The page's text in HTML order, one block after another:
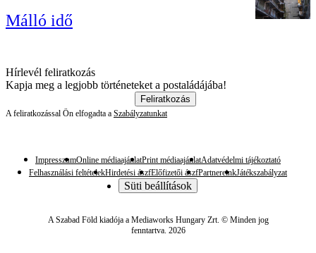
Málló idő
Hírlevél feliratkozás
Kapja meg a legjobb történeteket a postaládájába!
Feliratkozás
A feliratkozással Ön elfogadta a Szabályzatunkat
ImpresszumOnline médiaajánlatPrint médiaajánlatAdatvédelmi tájékoztató
Felhasználási feltételekHirdetési ászfElőfizetői ászfPartnereinkJátékszabályzat
Süti beállítások
A Szabad Föld kiadója a Mediaworks Hungary Zrt. © Minden jog
fenntartva. 2026